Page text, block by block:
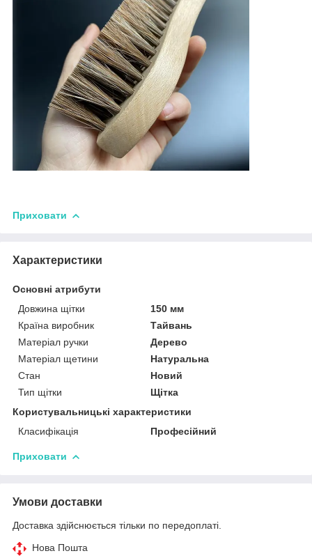
Приховати
Характеристики
Основні атрибути
Довжина щітки
150 мм
Країна виробник
Тайвань
Матеріал ручки
Дерево
Матеріал щетини
Натуральна
Стан
Новий
Тип щітки
Щітка
Користувальницькі характеристики
Класифікація
Професійний
Приховати
Умови доставки
Доставка здійснюється тільки по передоплаті.
Нова Пошта